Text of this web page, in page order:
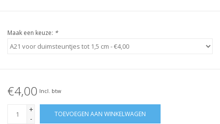
Maak een keuze: *
€4,00 Incl. btw
+
-
TOEVOEGEN AAN WINKELWAGEN